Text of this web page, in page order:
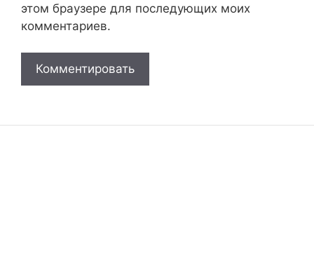
этом браузере для последующих моих
комментариев.